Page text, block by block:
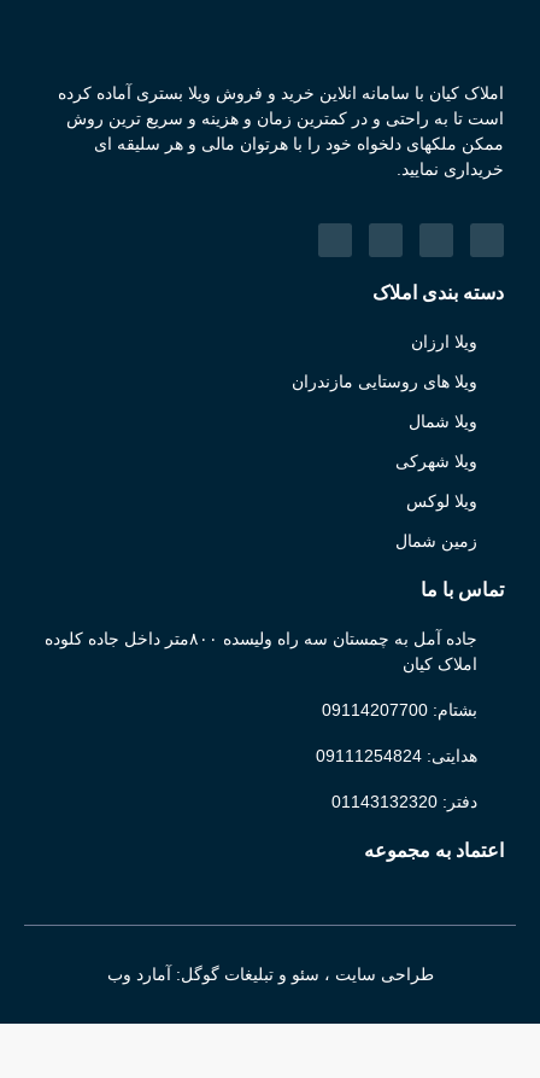
املاک کیان با سامانه انلاین خرید و فروش ویلا بستری آماده کرده
است تا به راحتی و در کمترین زمان و هزینه و سریع ترین روش
ممکن ملکهای دلخواه خود را با هرتوان مالی و هر سلیقه ای
خریداری نمایید.
دسته بندی املاک
ویلا ارزان
ویلا های روستایی مازندران
ویلا شمال
ویلا شهرکی
ویلا لوکس
زمین شمال
تماس با ما
جاده آمل به چمستان سه راه ولیسده ۸۰۰متر داخل جاده کلوده
املاک کیان
بشتام: 09114207700
هدایتی: 09111254824
دفتر: 01143132320
اعتماد به مجموعه
طراحی سایت ، سئو و تبلیغات گوگل: آمارد وب